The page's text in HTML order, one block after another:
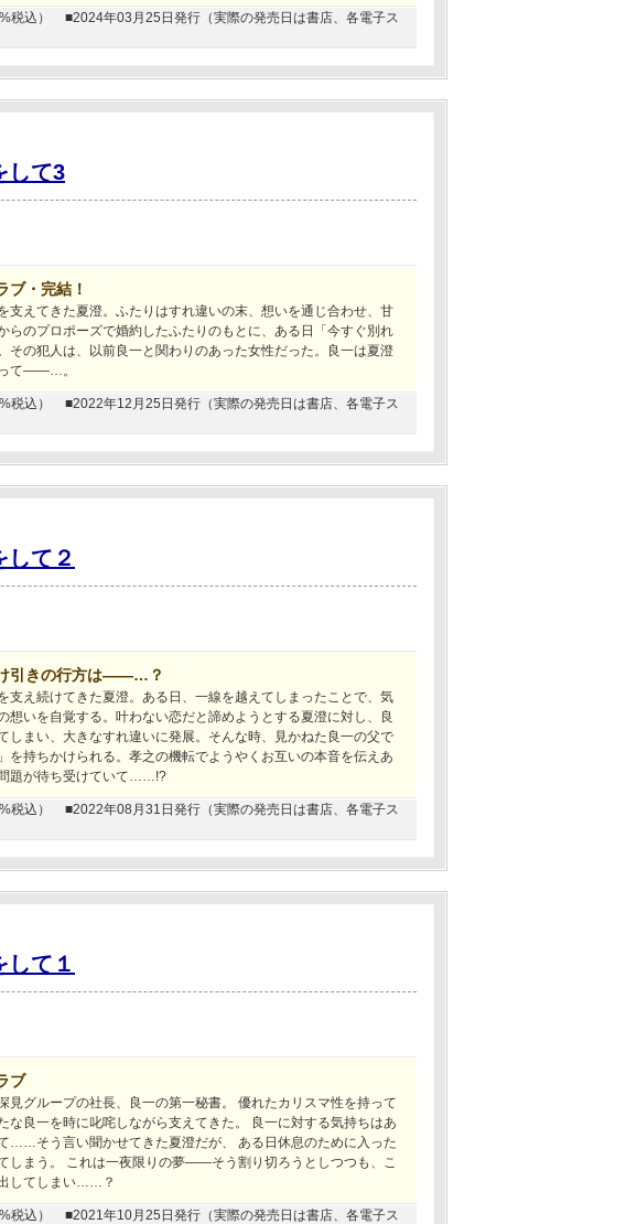
税込）
■2024年03月25日発行（実際の発売日は書店、各電子ス
して3
ブ・完結！
支えてきた夏澄。ふたりはすれ違いの末、想いを通じ合わせ、甘
らのプロポーズで婚約したふたりのもとに、ある日「今すぐ別れ
その犯人は、以前良一と関わりのあった女性だった。良一は夏澄
って――…。
税込）
■2022年12月25日発行（実際の発売日は書店、各電子ス
て２
引きの行方は――…？
支え続けてきた夏澄。ある日、一線を越えてしまったことで、気
想いを自覚する。叶わない恋だと諦めようとする夏澄に対し、良
しまい、大きなすれ違いに発展。そんな時、見かねた良一の父で
を持ちかけられる。孝之の機転でようやくお互いの本音を伝えあ
題が待ち受けていて……!?
税込）
■2022年08月31日発行（実際の発売日は書店、各電子ス
て１
ブ
見グループの社長、良一の第一秘書。 優れたカリスマ性を持って
な良一を時に叱咤しながら支えてきた。 良一に対する気持ちはあ
……そう言い聞かせてきた夏澄だが、 ある日休息のために入った
しまう。 これは一夜限りの夢――そう割り切ろうとしつつも、こ
してしまい……？
税込）
■2021年10月25日発行（実際の発売日は書店、各電子ス